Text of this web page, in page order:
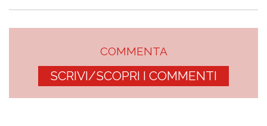
COMMENTA
SCRIVI/SCOPRI I COMMENTI